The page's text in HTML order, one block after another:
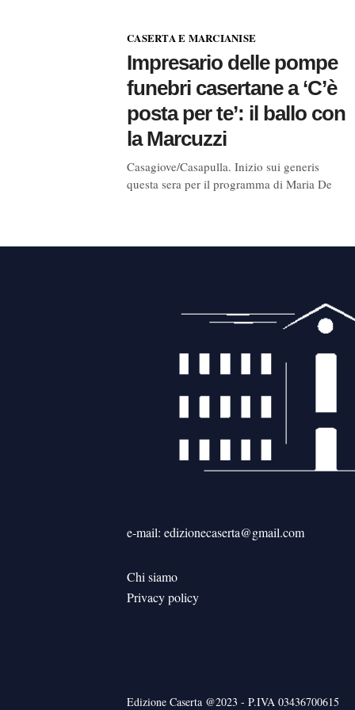
CASERTA E MARCIANISE
Impresario delle pompe
funebri casertane a ‘C’è
posta per te’: il ballo con
la Marcuzzi
Casagiove/Casapulla. Inizio sui generis
questa sera per il programma di Maria De
e-mail: edizionecaserta@gmail.com
Chi siamo
Privacy policy
Edizione Caserta @2023 - P.IVA 03436700615